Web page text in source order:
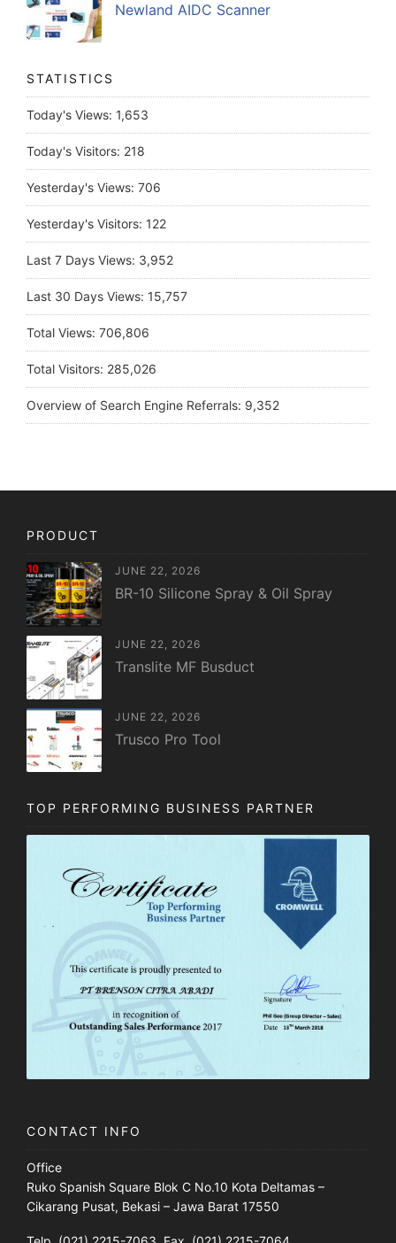
Newland AIDC Scanner
STATISTICS
Today's Views: 1,653
Today's Visitors: 218
Yesterday's Views: 706
Yesterday's Visitors: 122
Last 7 Days Views: 3,952
Last 30 Days Views: 15,757
Total Views: 706,806
Total Visitors: 285,026
Overview of Search Engine Referrals: 9,352
PRODUCT
JUNE 22, 2026
BR-10 Silicone Spray & Oil Spray
JUNE 22, 2026
Translite MF Busduct
JUNE 22, 2026
Trusco Pro Tool
TOP PERFORMING BUSINESS PARTNER
CONTACT INFO
Office
Ruko Spanish Square Blok C No.10 Kota Deltamas –
Cikarang Pusat, Bekasi – Jawa Barat 17550